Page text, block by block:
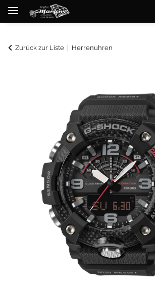
Zurück zur Liste Herrenuhren